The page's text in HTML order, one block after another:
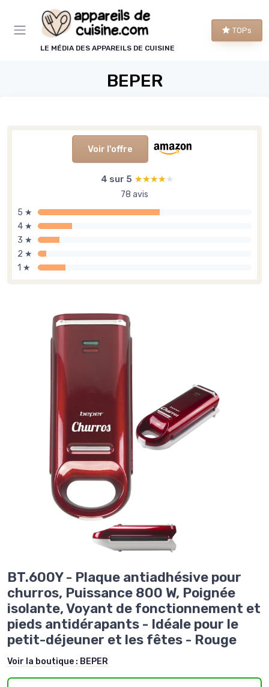
LE MÉDIA DES APPAREILS DE CUISINE
TOPs
BEPER
Voir l'offre
4 sur 5 ★★★★★
★★★★★
78 avis
5 ★
4 ★
3 ★
2 ★
1 ★
BT.600Y - Plaque antiadhésive pour
churros, Puissance 800 W, Poignée
isolante, Voyant de fonctionnement et
pieds antidérapants - Idéale pour le
petit-déjeuner et les fêtes - Rouge
Voir la boutique : BEPER
Panneau de gestion des cookies